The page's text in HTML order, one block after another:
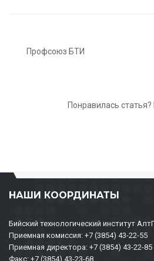
Профсоюз БТИ
Понравилась
НАШИ КООРДИНАТЫ
Бийский технологический институт
Приемная комиссия: +7 (3854) 43-22-55
Приемная директора: +7 (3854) 43-22-85
Факс: +7 (3854) 43-23-68